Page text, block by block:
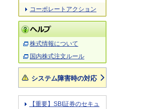
コーポレートアクション
株式情報について
国内株式注文ルール
システム障害時の対応
【重要】SBI証券のセキュ